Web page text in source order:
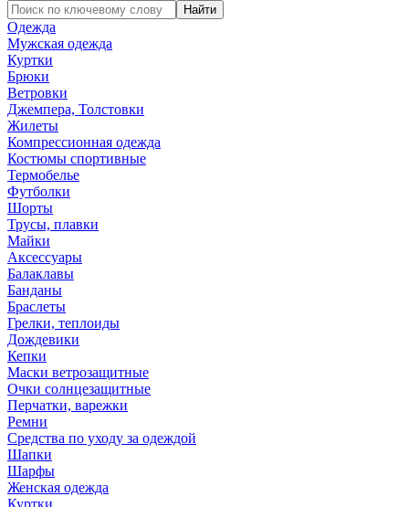
Найти
Одежда
Мужская одежда
Куртки
Брюки
Ветровки
Джемпера, Толстовки
Жилеты
Компрессионная одежда
Костюмы спортивные
Термобелье
Футболки
Шорты
Трусы, плавки
Майки
Аксессуары
Балаклавы
Банданы
Браслеты
Грелки, теплоиды
Дождевики
Кепки
Маски ветрозащитные
Очки солнцезащитные
Перчатки, варежки
Ремни
Средства по уходу за одеждой
Шапки
Шарфы
Женская одежда
Куртки